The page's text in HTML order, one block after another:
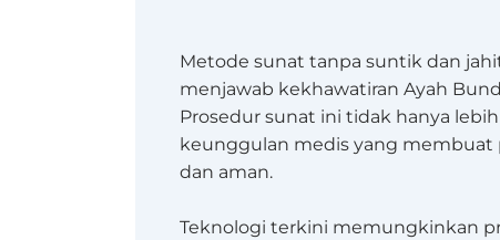
Metode sunat tanpa suntik dan
menjawab kekhawatiran Ayah
Prosedur sunat ini tidak hanya
keunggulan medis yang membuat
dan aman.
Teknologi terkini memungkinkan